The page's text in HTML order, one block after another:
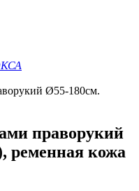
Ø55-180см.
праворукий
ременная кожа